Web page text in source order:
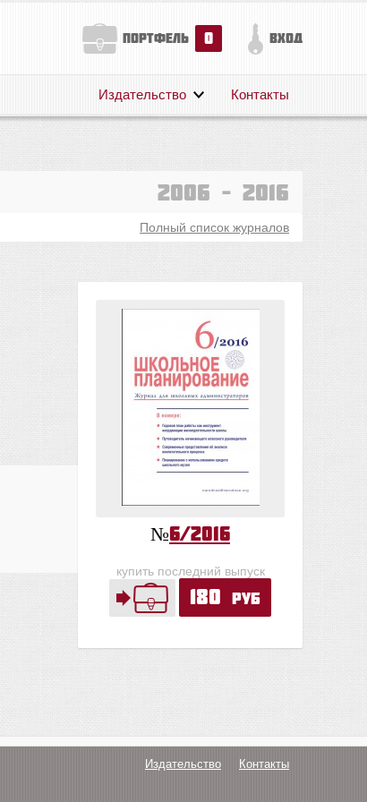
портфель 0 вход
Поддержка
Издательство Контакты
2006 – 2016
Полный список журналов
№6/2016
купить последний выпуск
180 руб
Издательство Контакты